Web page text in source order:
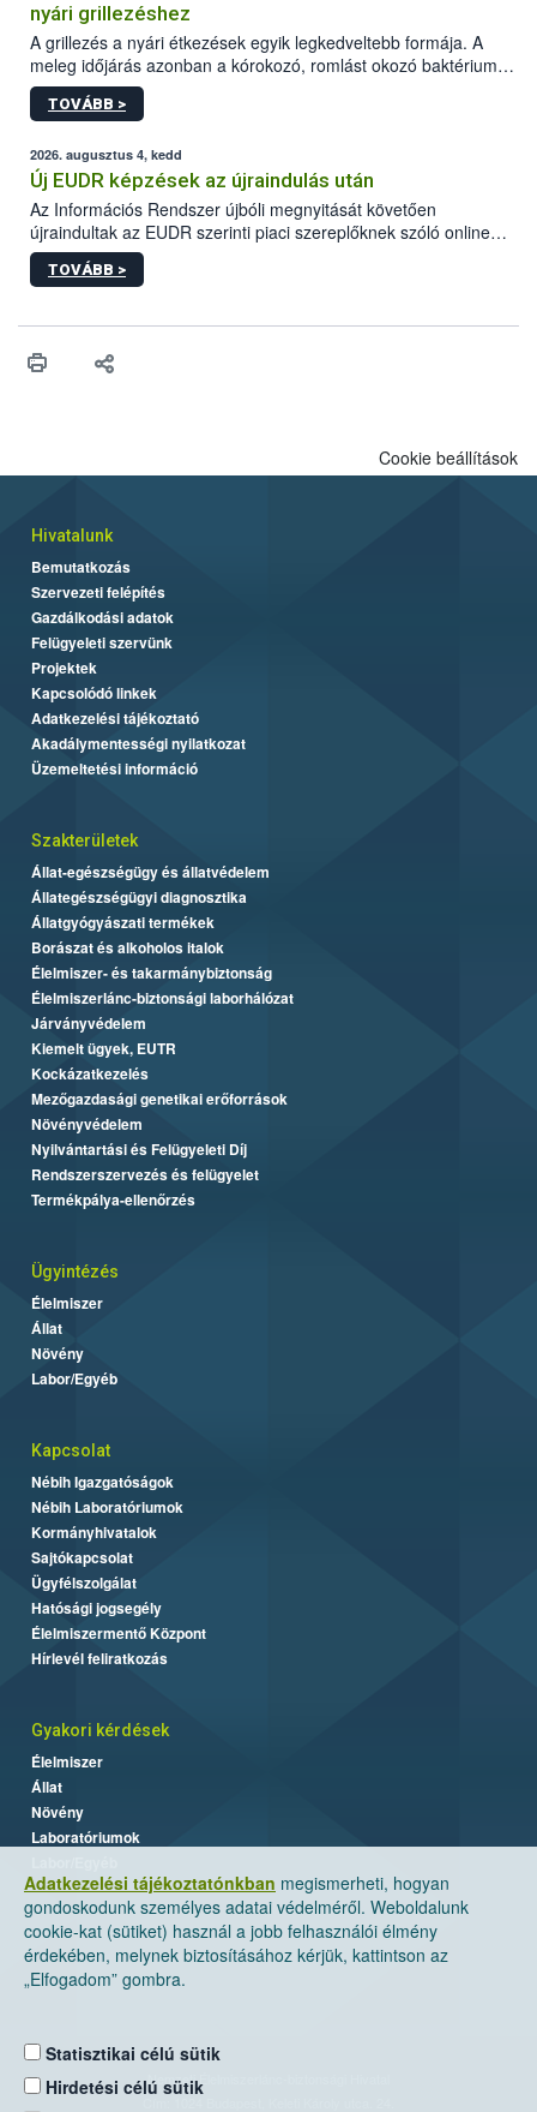
nyári grillezéshez
A grillezés a nyári étkezések egyik legkedveltebb formája. A
meleg időjárás azonban a kórokozó, romlást okozó baktériumok
gyorsabb szaporodásának is kedvez. A szabadtéri sütögetés
ezért nem csupán a megfelelő sütési technikáról szól: legalább
higiéniai szabályok betartása, a megfelelő hőkezelés, valamint a
maradékok szakszerű tárolása. A Nemzeti Élelmiszerlánc-
biztonsági Hivatal (Nébih) Oktatási Programja összegyűjtötte a
biztonságos grillezés legfontosabb tudnivalóit.
TOVÁBB >
2026. augusztus 4, kedd
Új EUDR képzések az újraindulás után
Az Információs Rendszer újbóli megnyitását követően
újraindultak az EUDR szerinti piaci szereplőknek szóló online
képzések.
TOVÁBB >
Adatkezelési tájékoztatónkban megismerheti, hogyan
gondoskodunk személyes adatai védelméről. Weboldalunk
cookie-kat (sütiket) használ a jobb felhasználói élmény
érdekében, melynek biztosításához kérjük, kattintson az
„Elfogadom” gombra.
Statisztikai célú sütik
Hirdetési célú sütik
Cookie beállítások
Hivatalunk
Bemutatkozás
Szervezeti felépítés
Gazdálkodási adatok
Felügyeleti szervünk
Projektek
Kapcsolódó linkek
Adatkezelési tájékoztató
Akadálymentességi nyilatkozat
Üzemeltetési információ
Szakterületek
Állat-egészségügy és állatvédelem
Állategészségügyi diagnosztika
Állatgyógyászati termékek
Borászat és alkoholos italok
Élelmiszer- és takarmánybiztonság
Élelmiszerlánc-biztonsági laborhálózat
Járványvédelem
Kiemelt ügyek, EUTR
Kockázatkezelés
Mezőgazdasági genetikai erőforrások
Növényvédelem
Nyilvántartási és Felügyeleti Díj
Rendszerszervezés és felügyelet
Termékpálya-ellenőrzés
Ügyintézés
Élelmiszer
Állat
Növény
Labor/Egyéb
Kapcsolat
Nébih Igazgatóságok
Nébih Laboratóriumok
Kormányhivatalok
Sajtókapcsolat
Ügyfélszolgálat
Hatósági jogsegély
Élelmiszermentő Központ
Hírlevél feliratkozás
Gyakori kérdések
Élelmiszer
Állat
Növény
Laboratóriumok
Nemzeti Élelmiszerlánc-biztonsági Hivatal